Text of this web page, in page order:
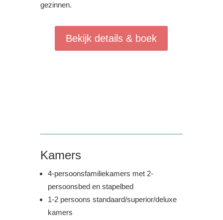
gezinnen.
Bekijk details & boek
Kamers
4-persoonsfamiliekamers met 2-
persoonsbed en stapelbed
1-2 persoons standaard/superior/deluxe
kamers